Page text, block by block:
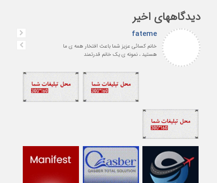
دیدگاههای اخیر
fateme
خانم کسائی عزیز شما باعث افتخار همه ی ما
هستید ، نمونه ی یک خانم قدرتمند